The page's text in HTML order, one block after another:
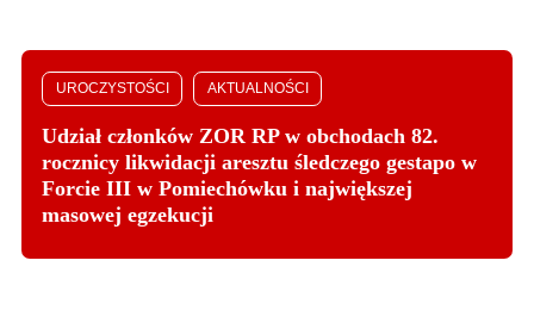
UROCZYSTOŚCI AKTUALNOŚCI
Udział członków ZOR RP w obchodach 82.
rocznicy likwidacji aresztu śledczego gestapo w
Forcie III w Pomiechówku i największej
masowej egzekucji